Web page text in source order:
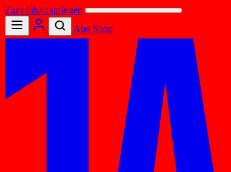
Zum Inhalt springen
Abo Shop